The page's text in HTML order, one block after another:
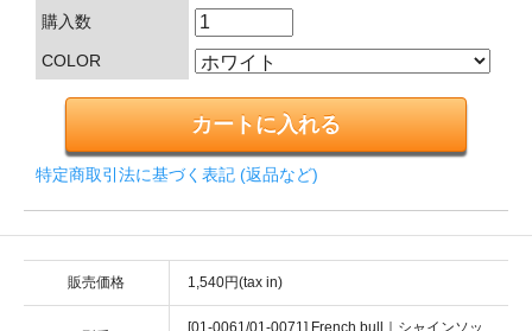
購入数
COLOR
特定商取引法に基づく表記 (返品など)
販売価格 1,540円(tax in)
[01-0061/01-0071] French bull｜シャインソッ